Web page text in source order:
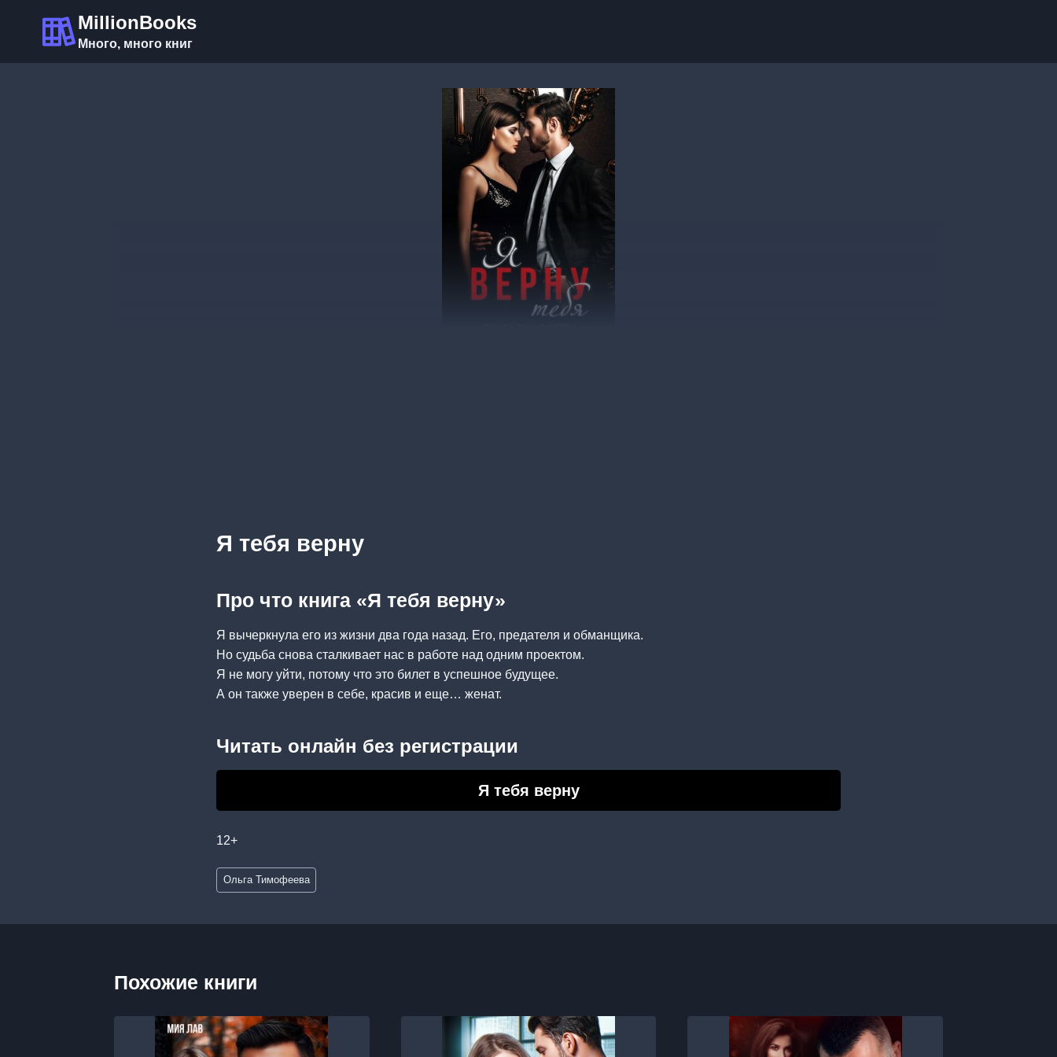
содержимому
MillionBooks
Много, много книг
Я тебя верну
Про что книга «Я тебя верну»
Я вычеркнула его из жизни два года назад. Его, предателя и обманщика.
Но судьба снова сталкивает нас в работе над одним проектом.
Я не могу уйти, потому что это билет в успешное будущее.
А он также уверен в себе, красив и еще… женат.
Читать онлайн без регистрации
Я тебя верну
12+
Метки
записи:
Ольга Тимофеева
Похожие книги